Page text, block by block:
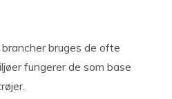
bruges de ofte
fungerer de som base